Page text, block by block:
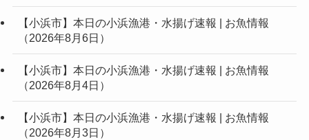
【小浜市】本日の小浜漁港・水揚げ速報 | お魚情報
（2026年8月6日）
【小浜市】本日の小浜漁港・水揚げ速報 | お魚情報
（2026年8月4日）
【小浜市】本日の小浜漁港・水揚げ速報 | お魚情報
（2026年8月3日）